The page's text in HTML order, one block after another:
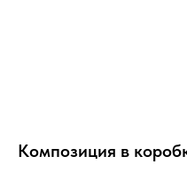
Композиция в